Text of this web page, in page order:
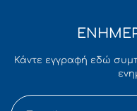
Κάντε εγγραφή εδώ